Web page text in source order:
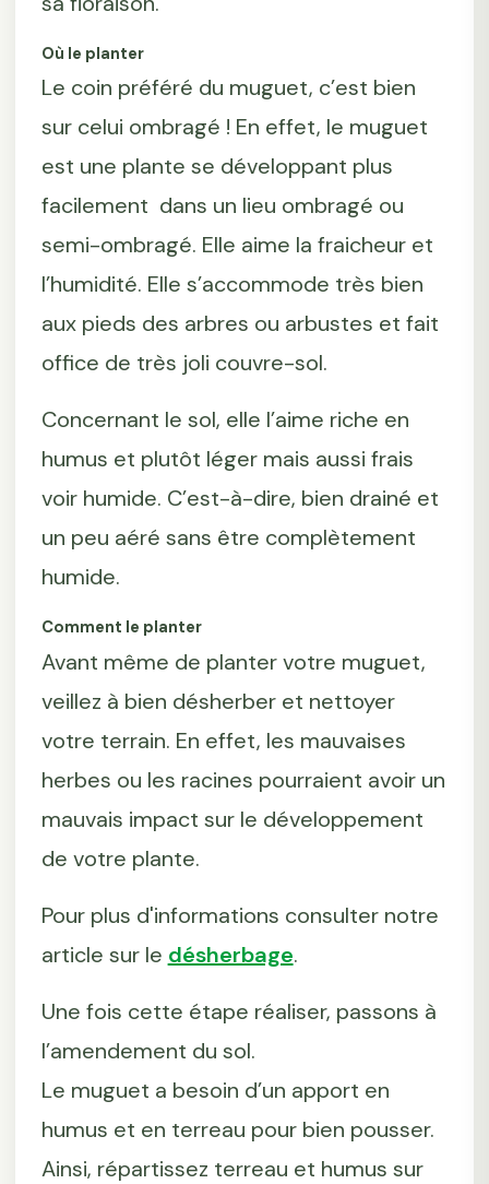
Où le planter
Le coin préféré du muguet, c’est bien
sur celui ombragé ! En effet, le muguet
est une plante se développant plus
facilement dans un lieu ombragé ou
semi-ombragé. Elle aime la fraicheur et
l’humidité. Elle s’accommode très bien
aux pieds des arbres ou arbustes et fait
office de très joli couvre-sol.
Concernant le sol, elle l’aime riche en
humus et plutôt léger mais aussi frais
voir humide. C’est-à-dire, bien drainé et
un peu aéré sans être complètement
humide.
Comment le planter
Avant même de planter votre muguet,
veillez à bien désherber et nettoyer
votre terrain. En effet, les mauvaises
herbes ou les racines pourraient avoir un
mauvais impact sur le développement
de votre plante.
Pour plus d'informations consulter notre
article sur le désherbage.
Une fois cette étape réaliser, passons à
l’amendement du sol.
Le muguet a besoin d’un apport en
humus et en terreau pour bien pousser.
Ainsi, répartissez terreau et humus sur